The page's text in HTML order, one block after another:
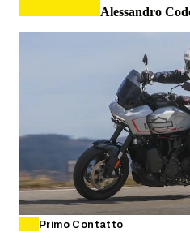
Alessandro
Primo Contatto